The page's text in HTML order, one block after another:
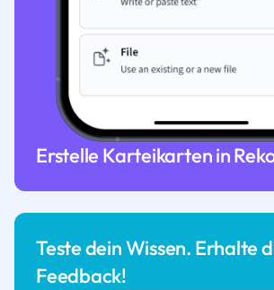
Erstelle Karteikarten in
Teste dein Wissen. Erhalte
Feedback!